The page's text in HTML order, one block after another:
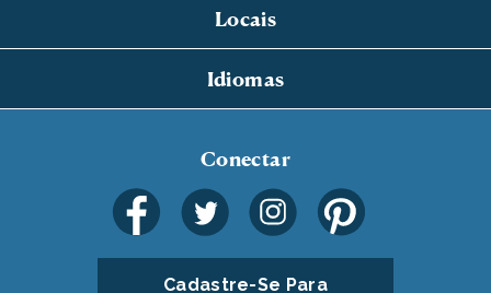
Locais
Idiomas
Conectar
Cadastre-Se Para